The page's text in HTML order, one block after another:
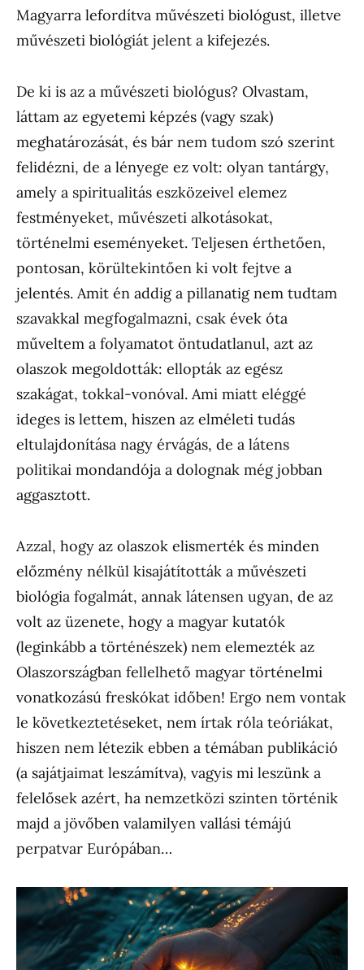
Magyarra lefordítva művészeti biológust, illetve
művészeti biológiát jelent a kifejezés.
De ki is az a művészeti biológus? Olvastam,
láttam az egyetemi képzés (vagy szak)
meghatározását, és bár nem tudom szó szerint
felidézni, de a lényege ez volt: olyan tantárgy,
amely a spiritualitás eszközeivel elemez
festményeket, művészeti alkotásokat,
történelmi eseményeket. Teljesen érthetően,
pontosan, körültekintően ki volt fejtve a
jelentés. Amit én addig a pillanatig nem tudtam
szavakkal megfogalmazni, csak évek óta
műveltem a folyamatot öntudatlanul, azt az
olaszok megoldották: ellopták az egész
szakágat, tokkal-vonóval. Ami miatt eléggé
ideges is lettem, hiszen az elméleti tudás
eltulajdonítása nagy érvágás, de a látens
politikai mondandója a dolognak még jobban
aggasztott.
Azzal, hogy az olaszok elismerték és minden
előzmény nélkül kisajátították a művészeti
biológia fogalmát, annak látensen ugyan, de az
volt az üzenete, hogy a magyar kutatók
(leginkább a történészek) nem elemezték az
Olaszországban fellelhető magyar történelmi
vonatkozású freskókat időben! Ergo nem vontak
le következtetéseket, nem írtak róla teóriákat,
hiszen nem létezik ebben a témában publikáció
(a sajátjaimat leszámítva), vagyis mi leszünk a
felelősek azért, ha nemzetközi szinten történik
majd a jövőben valamilyen vallási témájú
perpatvar Európában…